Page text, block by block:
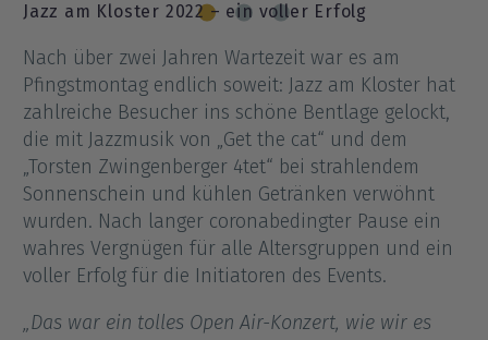
Jazz am Kloster 2022 – ein voller Erfolg
Nach über zwei Jahren Wartezeit war es am
Pfingstmontag endlich soweit: Jazz am Kloster hat
zahlreiche Besucher ins schöne Bentlage gelockt,
die mit Jazzmusik von „Get the cat“ und dem
„Torsten Zwingenberger 4tet“ bei strahlendem
Sonnenschein und kühlen Getränken verwöhnt
wurden. Nach langer coronabedingter Pause ein
wahres Vergnügen für alle Altersgruppen und ein
voller Erfolg für die Initiatoren des Events.
„Das war ein tolles Open Air-Konzert, wie wir es